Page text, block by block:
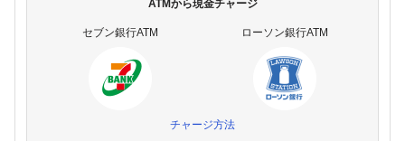
ATMから現金チャージ
セブン銀行ATM ローソン銀行ATM
チャージ方法